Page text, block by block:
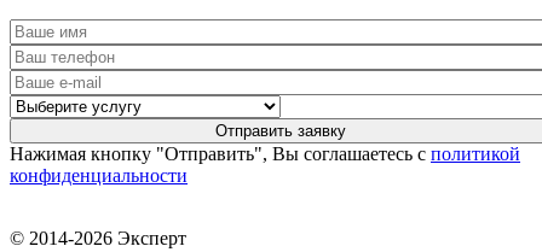
Нажимая кнопку "Отправить", Вы соглашаетесь с политикой
конфиденциальности
© 2014-2026 Эксперт